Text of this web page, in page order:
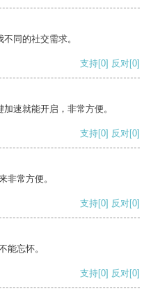
同的社交需求。
支持[0] 反对[0]
速就能开启，非常方便。
支持[0] 反对[0]
非常方便。
支持[0] 反对[0]
能忘怀。
支持[0] 反对[0]